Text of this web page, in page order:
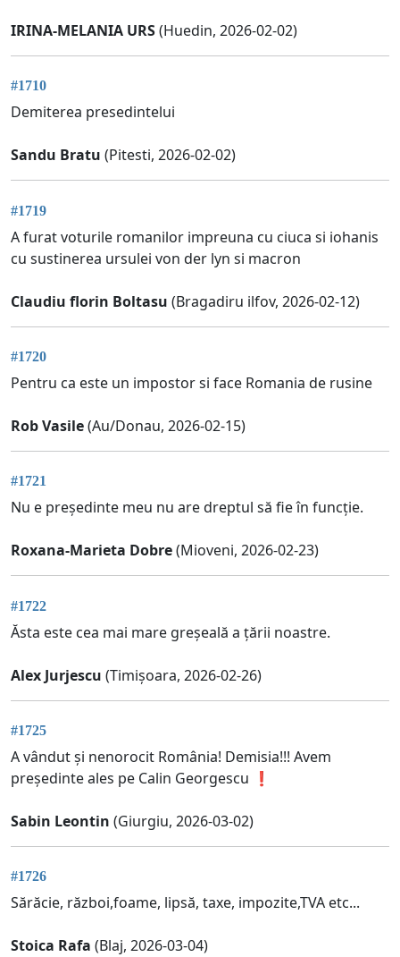
IRINA-MELANIA URS(Huedin, 2026-02-02)
#1710
Demiterea presedintelui
Sandu Bratu (Pitesti, 2026-02-02)
#1719
A furat voturile romanilor impreuna cu ciuca si iohanis
cu sustinerea ursulei von der lyn si macron
Claudiu florin Boltasu (Bragadiru ilfov, 2026-02-12)
#1720
Pentru ca este un impostor si face Romania de rusine
Rob Vasile(Au/Donau, 2026-02-15)
#1721
Nu e președinte meu nu are dreptul să fie în funcție.
Roxana-Marieta Dobre(Mioveni, 2026-02-23)
#1722
Ăsta este cea mai mare greșeală a țării noastre.
Alex Jurjescu (Timișoara, 2026-02-26)
#1725
A vândut și nenorocit România! Demisia!!! Avem
președinte ales pe Calin Georgescu ❗
Sabin Leontin (Giurgiu, 2026-03-02)
#1726
Sărăcie, război,foame, lipsă, taxe, impozite,TVA etc...
Stoica Rafa (Blaj, 2026-03-04)